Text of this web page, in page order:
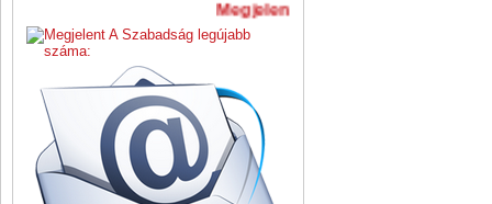
Megjelent A Szabadság legújabb